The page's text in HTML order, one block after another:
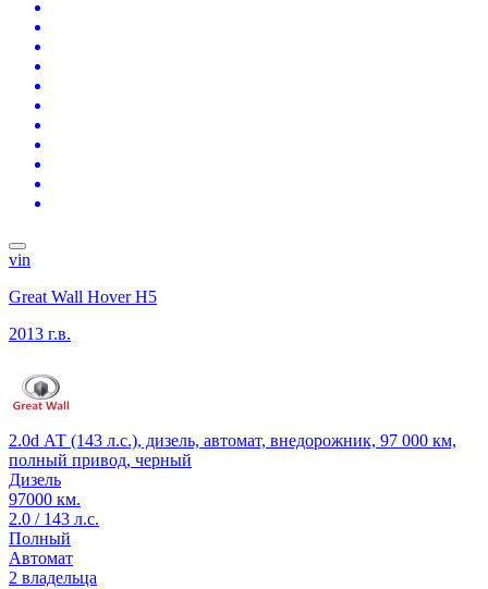
vin
Great Wall Hover H5
2013 г.в.
2.0d АТ (143 л.с.), дизель, автомат, внедорожник, 97 000 км,
полный привод, черный
Дизель
97000 км.
2.0 / 143 л.с.
Полный
Автомат
2 владельца